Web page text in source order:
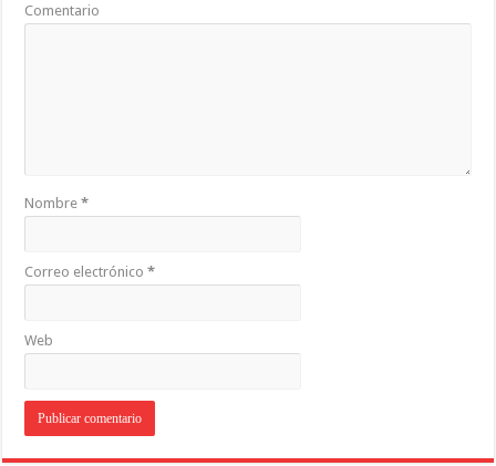
Comentario
Nombre*
Correo electrónico*
Web